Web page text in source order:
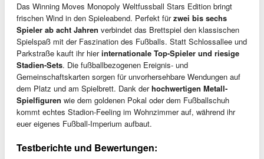
Das Winning Moves Monopoly Weltfussball Stars Edition bringt
frischen Wind in den Spieleabend. Perfekt fürzwei bis sechs
Spieler ab acht Jahren verbindet das Brettspiel den klassischen
Spielspaß mit der Faszination des Fußballs. Statt Schlossallee und
Parkstraße kauft ihr hierinternationale Top-Spieler und riesige
Stadien-Sets. Die fußballbezogenen Ereignis- und
Gemeinschaftskarten sorgen für unvorhersehbare Wendungen auf
dem Platz und am Spielbrett. Dank derhochwertigen Metall-
Spielfiguren wie dem goldenen Pokal oder dem Fußballschuh
kommt echtes Stadion-Feeling im Wohnzimmer auf, während ihr
euer eigenes Fußball-Imperium aufbaut.
Testberichte und Bewertungen: